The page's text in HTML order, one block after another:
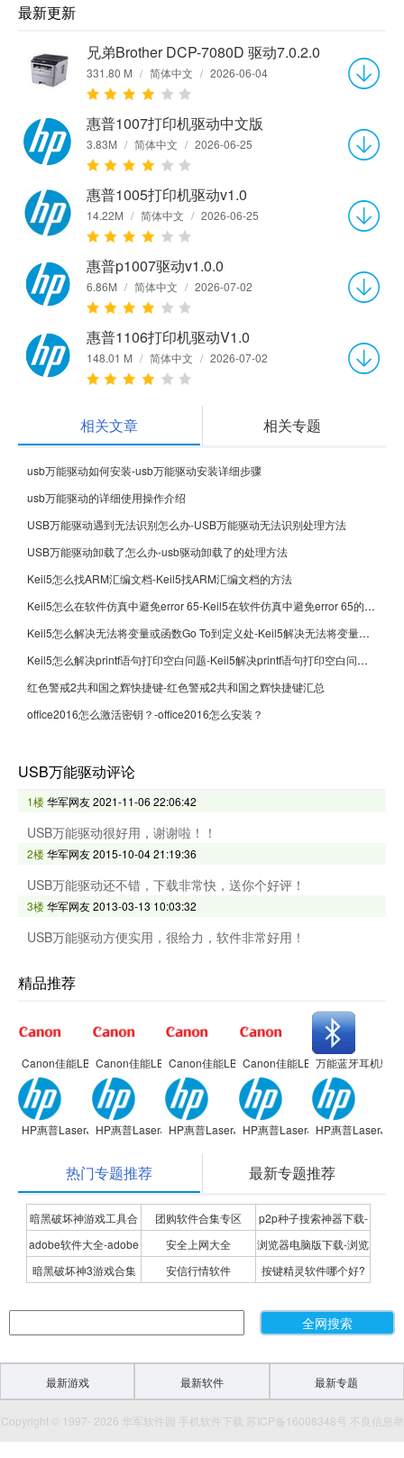
最新更新
兄弟Brother DCP-7080D 驱动7.0.2.0
331.80 M / 简体中文 / 2026-06-04
惠普1007打印机驱动中文版
3.83M / 简体中文 / 2026-06-25
惠普1005打印机驱动v1.0
14.22M / 简体中文 / 2026-06-25
惠普p1007驱动v1.0.0
6.86M / 简体中文 / 2026-07-02
惠普1106打印机驱动V1.0
148.01 M / 简体中文 / 2026-07-02
相关文章 相关专题
usb万能驱动如何安装-usb万能驱动安装详细步骤
usb万能驱动的详细使用操作介绍
USB万能驱动遇到无法识别怎么办-USB万能驱动无法识别处理方法
USB万能驱动卸载了怎么办-usb驱动卸载了的处理方法
Keil5怎么找ARM汇编文档-Keil5找ARM汇编文档的方法
Keil5怎么在软件仿真中避免error 65-Keil5在软件仿真中避免error 65的方法
Keil5怎么解决无法将变量或函数Go To到定义处-Keil5解决无法将变量或函数Go To到定义处的方法
Keil5怎么解决printf语句打印空白问题-Keil5解决printf语句打印空白问题的方法
红色警戒2共和国之辉快捷键-红色警戒2共和国之辉快捷键汇总
office2016怎么激活密钥？-office2016怎么安装？
USB万能驱动评论
1楼华军网友2021-11-06 22:06:42
USB万能驱动很好用，谢谢啦！！
2楼华军网友2015-10-04 21:19:36
USB万能驱动还不错，下载非常快，送你个好评！
3楼华军网友2013-03-13 10:03:32
USB万能驱动方便实用，很给力，软件非常好用！
精品推荐
Canon佳能LBP2900 激光打印机驱动
Canon佳能LBP2900 激光打印机驱动
Canon佳能LBP2900 激光打印机驱动
Canon佳能LBP2900 激光打印机
万能蓝牙耳机驱动
HP惠普LaserJet 1020 Plus打印机
HP惠普LaserJet 1020 Plus打印机
HP惠普LaserJet 1020 Plus打印机
HP惠普LaserJet 1020 Plus打印
HP惠普LaserJet
热门专题推荐 最新专题推荐
暗黑破坏神游戏工具合
集
团购软件合集专区
p2p种子搜索神器下载-
P2P种子搜索神器专题
adobe软件大全-adobe
全系列软件下载-adobe
安全上网大全
浏览器电脑版下载-浏览
器下载合集
暗黑破坏神3游戏合集 安信行情软件
按键精灵软件哪个好?
最新游戏 最新软件 最新专题
Copyright © 1997- 2026 华军软件园 手机软件下载 苏ICP备16008348号 不良信息举